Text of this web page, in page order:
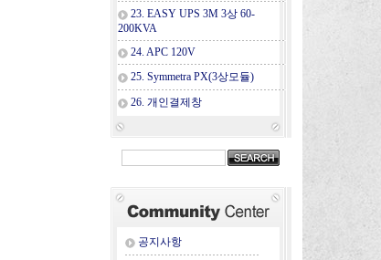
23. EASY UPS 3M 3상 60-
200KVA
24. APC 120V
25. Symmetra PX(3상모듈)
26. 개인결제창
공지사항